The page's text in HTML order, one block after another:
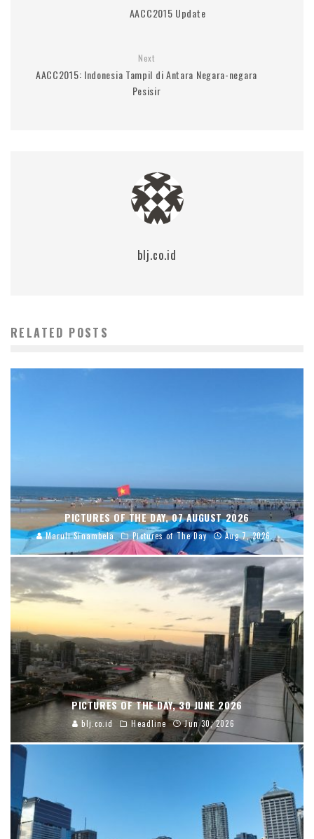
AACC2015 Update
Next
AACC2015: Indonesia Tampil di Antara Negara-negara
Pesisir
blj.co.id
RELATED POSTS
PICTURES OF THE DAY, 07 AUGUST 2026
Maruli Sinambela Pictures of The Day Aug 7, 2026
PICTURES OF THE DAY, 30 JUNE 2026
blj.co.id Headline Jun 30, 2026